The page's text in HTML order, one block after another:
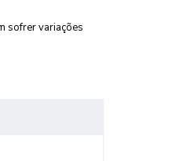
sofrer variações